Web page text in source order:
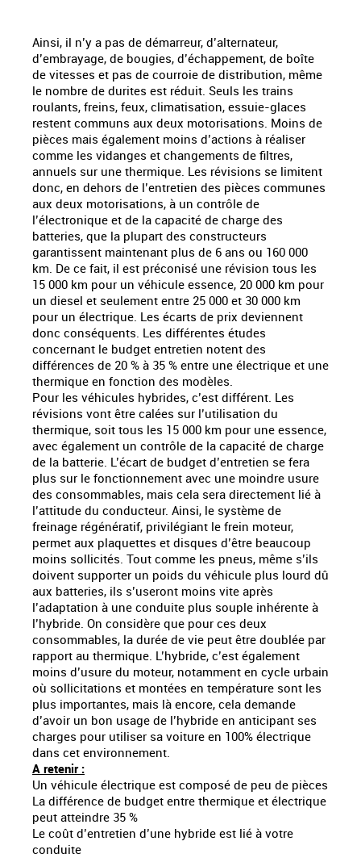
Ainsi, il n’y a pas de démarreur, d’alternateur,
d’embrayage, de bougies, d’échappement, de boîte
de vitesses et pas de courroie de distribution, même
le nombre de durites est réduit. Seuls les trains
roulants, freins, feux, climatisation, essuie-glaces
restent communs aux deux motorisations. Moins de
pièces mais également moins d’actions à réaliser
comme les vidanges et changements de filtres,
annuels sur une thermique. Les révisions se limitent
donc, en dehors de l’entretien des pièces communes
aux deux motorisations, à un contrôle de
l’électronique et de la capacité de charge des
batteries, que la plupart des constructeurs
garantissent maintenant plus de 6 ans ou 160 000
km. De ce fait, il est préconisé une révision tous les
15 000 km pour un véhicule essence, 20 000 km pour
un diesel et seulement entre 25 000 et 30 000 km
pour un électrique. Les écarts de prix deviennent
donc conséquents. Les différentes études
concernant le budget entretien notent des
différences de 20 % à 35 % entre une électrique et une
thermique en fonction des modèles.
Pour les véhicules hybrides, c’est différent. Les
révisions vont être calées sur l’utilisation du
thermique, soit tous les 15 000 km pour une essence,
avec également un contrôle de la capacité de charge
de la batterie. L’écart de budget d’entretien se fera
plus sur le fonctionnement avec une moindre usure
des consommables, mais cela sera directement lié à
l’attitude du conducteur. Ainsi, le système de
freinage régénératif, privilégiant le frein moteur,
permet aux plaquettes et disques d’être beaucoup
moins sollicités. Tout comme les pneus, même s’ils
doivent supporter un poids du véhicule plus lourd dû
aux batteries, ils s’useront moins vite après
l’adaptation à une conduite plus souple inhérente à
l’hybride. On considère que pour ces deux
consommables, la durée de vie peut être doublée par
rapport au thermique. L’hybride, c’est également
moins d’usure du moteur, notamment en cycle urbain
où sollicitations et montées en température sont les
plus importantes, mais là encore, cela demande
d’avoir un bon usage de l’hybride en anticipant ses
charges pour utiliser sa voiture en 100% électrique
dans cet environnement.
A retenir :
Un véhicule électrique est composé de peu de pièces
La différence de budget entre thermique et électrique
peut atteindre 35 %
Le coût d’entretien d’une hybride est lié à votre
conduite